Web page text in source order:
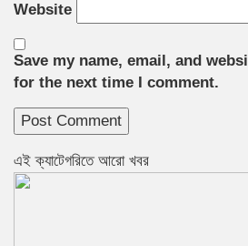
Website
Save my name, email, and
for the next time I comment.
এই ক্যাটেগরিতে আরো খবর